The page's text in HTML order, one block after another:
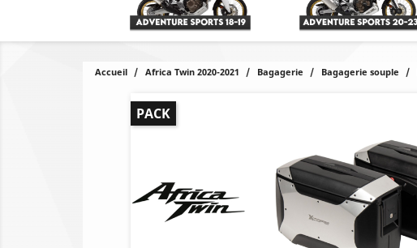
Accueil Africa Twin 2020-2021 Bagagerie Bagagerie souple
PACK